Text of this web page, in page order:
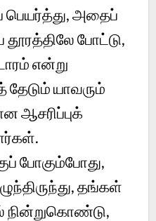
பெயர்த்து, அதைப்
தூரத்திலே போட்டு,
என்று
தேடும் யாவரும்
ஆசரிப்புக்
போகும்போது,
தங்கள்
நின்றுகொண்டு,